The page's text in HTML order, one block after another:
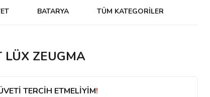
BATARYA TÜM KATEGORİLER
LÜX ZEUGMA
TERCİH ETMELİYİM!